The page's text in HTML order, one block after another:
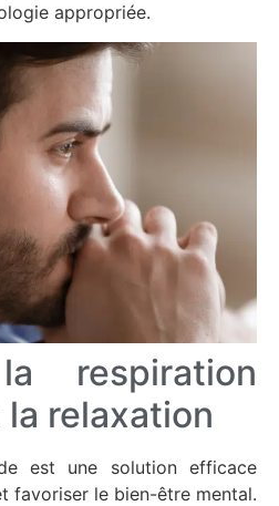
appropriée.
respiration
relaxation
est une solution efficace
favoriser le bien-être mental.